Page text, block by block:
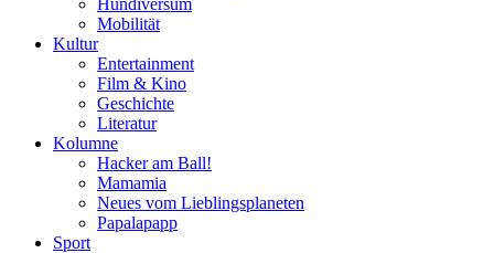
Hundiversum
Mobilität
Kultur
Entertainment
Film & Kino
Geschichte
Literatur
Kolumne
Hacker am Ball!
Mamamia
Neues vom Lieblingsplaneten
Papalapapp
Sport